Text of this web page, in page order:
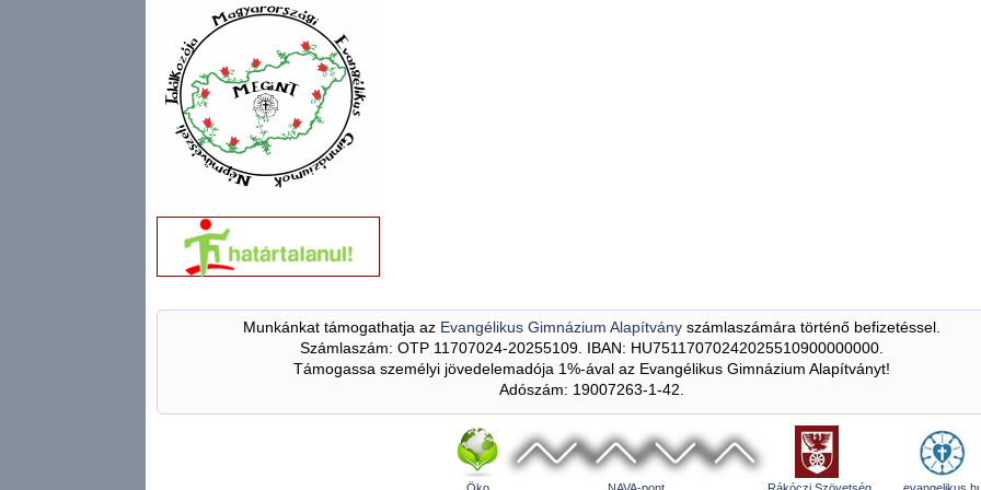
Munkánkat támogathatja az Evangélikus Gimnázium Alapítványszámlaszámára történő befizetéssel.
Számlaszám: OTP 11707024-20255109. IBAN: HU75117070242025510900000000.
Támogassa személyi jövedelemadója 1%-ával az Evangélikus Gimnázium Alapítványt!
Adószám: 19007263-1-42.